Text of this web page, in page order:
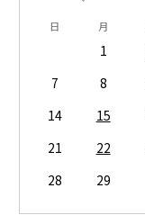
日 月
1
7
8
14
15
21
22
28
29